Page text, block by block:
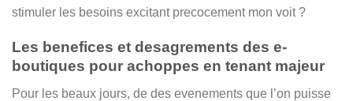
stimuler les besoins excitant precocement mon voit ?
Les benefices et desagrements des e-
boutiques pour achoppes en tenant majeur
Pour les beaux jours, de des evenements que l’on puisse